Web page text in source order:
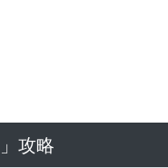
攻略